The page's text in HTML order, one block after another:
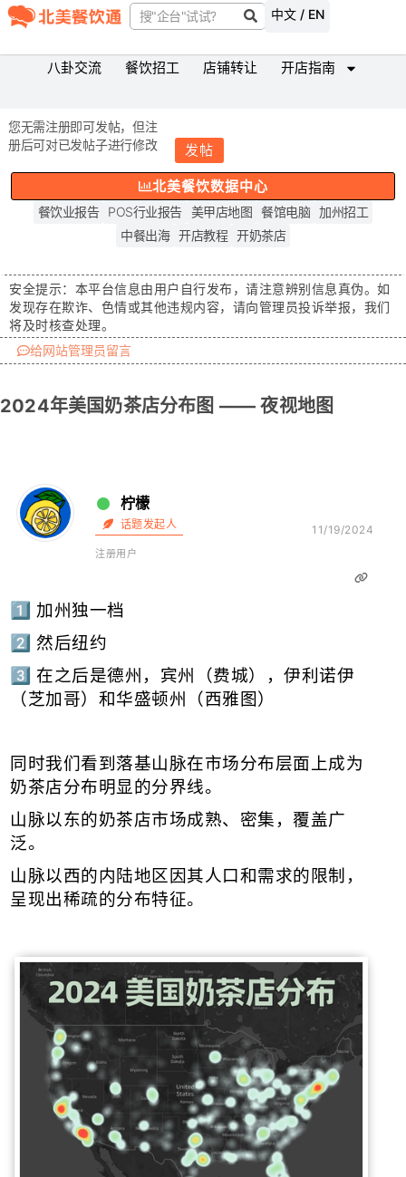
中文 / EN
八卦交流 餐饮招工 店铺转让 开店指南
您无需注册即可发帖，但注
册后可对已发帖子进行修改
发帖
北美餐饮数据中心
餐饮业报告 POS行业报告 美甲店地图 餐馆电脑
加州招工
中餐出海 开店教程 开奶茶店
安全提示： 本平台信息由用户自行发布，请注意辨别信息真伪。如
发现存在欺诈、色情或其他违规内容，请向管理员投诉举报，我们
将及时核查处理。
给网站管理员留言
2024年美国奶茶店分布图 —— 夜视地图
柠檬
话题发起人 11/19/2024
注册用户
1️⃣ 加州独一档
2️⃣ 然后纽约
3️⃣ 在之后是德州，宾州（费城），伊利诺伊
（芝加哥）和华盛顿州（西雅图）
同时我们看到落基山脉在市场分布层面上成为
奶茶店分布明显的分界线。
山脉以东的奶茶店市场成熟、密集，覆盖广
泛。
山脉以西的内陆地区因其人口和需求的限制，
呈现出稀疏的分布特征。